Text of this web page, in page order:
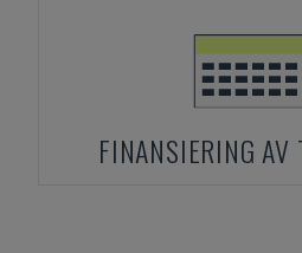
FINANSIERING AV